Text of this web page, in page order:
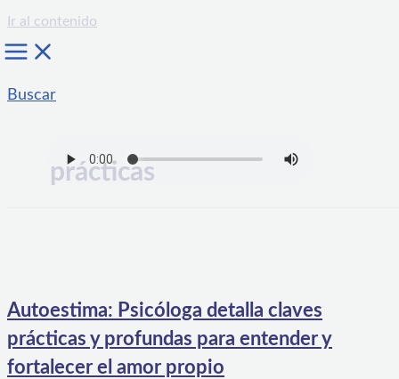
Ir al contenido
Buscar
prácticas
Autoestima: Psicóloga detalla claves
prácticas y profundas para entender y
fortalecer el amor propio